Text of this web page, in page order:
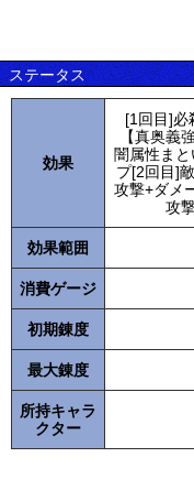
ステータス
効果
[1回目]必
【真奥義
闇属性ま
プ[2回目]
攻撃+ダメ
攻
効果範囲
消費ゲージ
初期錬度
最大錬度
所持キャラ
クター